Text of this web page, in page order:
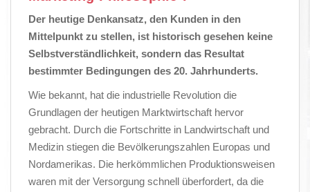
Der heutige Denkansatz, den Kunden in den
Mittelpunkt zu stellen, ist historisch gesehen keine
Selbstverständlichkeit, sondern das Resultat
bestimmter Bedingungen des 20. Jahrhunderts.
Wie bekannt, hat die industrielle Revolution die
Grundlagen der heutigen Marktwirtschaft hervor
gebracht. Durch die Fortschritte in Landwirtschaft und
Medizin stiegen die Bevölkerungszahlen Europas und
Nordamerikas. Die herkömmlichen Produktionsweisen
waren mit der Versorgung schnell überfordert, da die